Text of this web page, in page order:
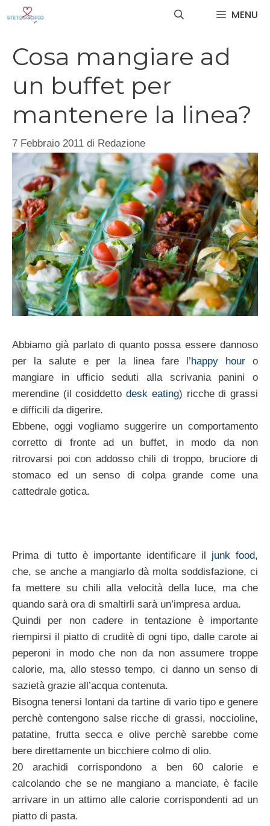
MENU
Cosa mangiare ad
un buffet per
mantenere la linea?
7 Febbraio 2011 di Redazione
Abbiamo già parlato di quanto possa essere dannoso
per la salute e per la linea fare l’happy houro
mangiare in ufficio seduti alla scrivania panini o
merendine (il cosiddettodesk eating) ricche di grassi
e difficili da digerire.
Ebbene, oggi vogliamo suggerire un comportamento
corretto di fronte ad un buffet, in modo da non
ritrovarsi poi con addosso chili di troppo, bruciore di
stomaco ed un senso di colpa grande come una
cattedrale gotica.
Prima di tutto è importante identificare il junk food,
che, se anche a mangiarlo dà molta soddisfazione, ci
fa mettere su chili alla velocità della luce, ma che
quando sarà ora di smaltirli sarà un’impresa ardua.
Quindi per non cadere in tentazione è importante
riempirsi il piatto di cruditè di ogni tipo, dalle carote ai
peperoni in modo che non da non assumere troppe
calorie, ma, allo stesso tempo, ci danno un senso di
sazietà grazie all’acqua contenuta.
Bisogna tenersi lontani da tartine di vario tipo e genere
perchè contengono salse ricche di grassi, noccioline,
patatine, frutta secca e olive perchè sarebbe come
bere direttamente un bicchiere colmo di olio.
20 arachidi corrispondono a ben 60 calorie e
calcolando che se ne mangiano a manciate, è facile
arrivare in un attimo alle calorie corrispondenti ad un
piatto di pasta.